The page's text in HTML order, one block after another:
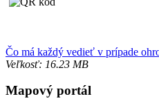
Čo má každý vedieť v prípade
Veľkosť: 16.23 MB
Mapový portál